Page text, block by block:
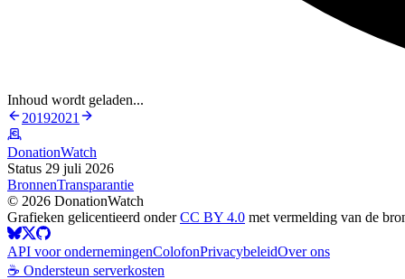
Inhoud wordt geladen...
20192021
DonationWatch
Status 29 juli 2026
BronnenTransparantie
© 2026 DonationWatch
Grafieken gelicentieerd onderCC BY 4.0 met vermelding van de
API voor ondernemingenColofonPrivacybeleidOver ons
☕ Ondersteun serverkosten